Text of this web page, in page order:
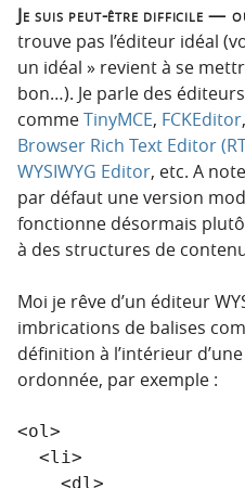
c
i
p
a
l
e
Je suis peut-être difficile —
trouve pas l’éditeur idéal
un idéal » revient à se
bon…). Je parle des
commeTinyMCE, FCKEditor,
Browser Rich Text Editor
WYSIWYG Editor, etc. A
par défaut une version
fonctionne désormais
à des structures de
Moi je rêve d’un éditeur
imbrications de balises
définition à l’intérieur
ordonnée, par exemple :
<ol>